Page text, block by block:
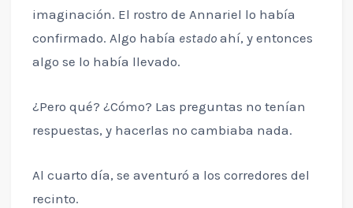
imaginación. El rostro de Annariel lo había
confirmado. Algo había estadoahí, y entonces
algo se lo había llevado.
¿Pero qué? ¿Cómo? Las preguntas no tenían
respuestas, y hacerlas no cambiaba nada.
Al cuarto día, se aventuró a los corredores del
recinto.